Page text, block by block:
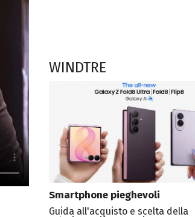
WINDTRE
Smartphone pieghevoli
Guida all'acquisto e scelta della